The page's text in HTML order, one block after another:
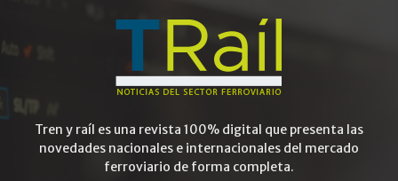
Tren y raíl es una revista 100% digital que presenta las
novedades nacionales e internacionales del mercado
ferroviario de forma completa.